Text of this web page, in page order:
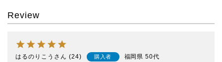
Review
はるのりこう 24 購入者 福岡県 50代